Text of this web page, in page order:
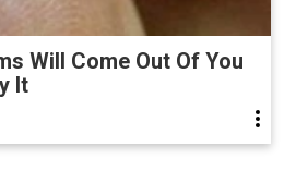
Will Come Out Of You
It